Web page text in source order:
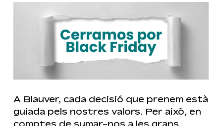
A Blauver, cada decisió que prenem està
guiada pels nostres valors. Per això, en
comptes de sumar-nos a les grans